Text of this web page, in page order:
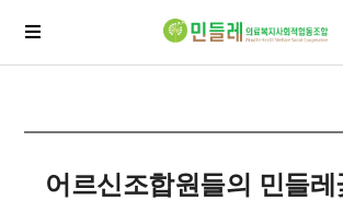
어르신조합원들의 민들